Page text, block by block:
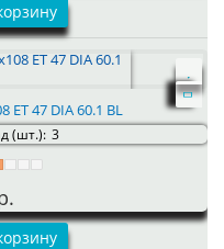
ET 47 DIA 60.1 BL
(шт.): 3